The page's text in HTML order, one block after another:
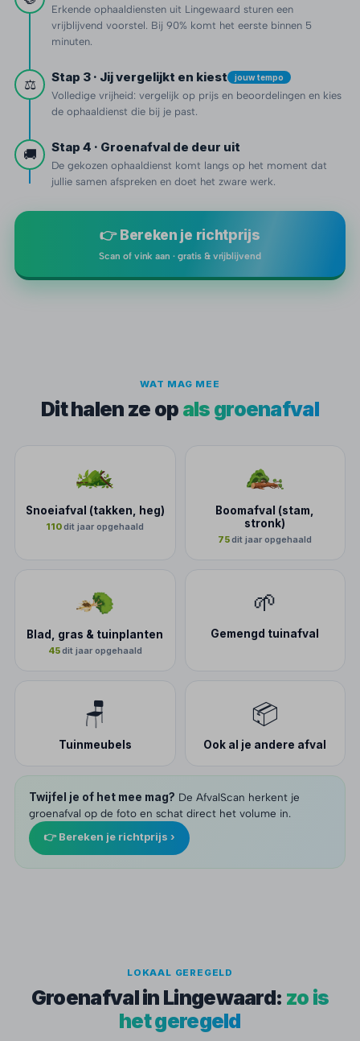
Erkende ophaaldiensten uit Lingewaard sturen een
vrijblijvend voorstel. Bij 90% komt het eerste binnen 5
minuten.
⚖️ Stap 3 · Jij vergelijkt en kiest jouw tempo
Volledige vrijheid: vergelijk op prijs en beoordelingen en kies
de ophaaldienst die bij je past.
🚚 Stap 4 · Groenafval de deur uit
De gekozen ophaaldienst komt langs op het moment dat
jullie samen afspreken en doet het zware werk.
👉 Bereken je richtprijs
Scan of vink aan · gratis & vrijblijvend
WAT MAG MEE
Dit halen ze op als groenafval
Snoeiafval (takken, heg)
110dit jaar opgehaald
Boomafval (stam,
stronk)
75dit jaar opgehaald
Blad, gras & tuinplanten
45dit jaar opgehaald
🌱
Gemengd tuinafval
🪑
Tuinmeubels
📦
Ook al je andere afval
Twijfel je of het mee mag? De AfvalScan herkent je
groenafval op de foto en schat direct het volume in.
👉 Bereken je richtprijs ›
LOKAAL GEREGELD
Groenafval in Lingewaard: zo is
het geregeld